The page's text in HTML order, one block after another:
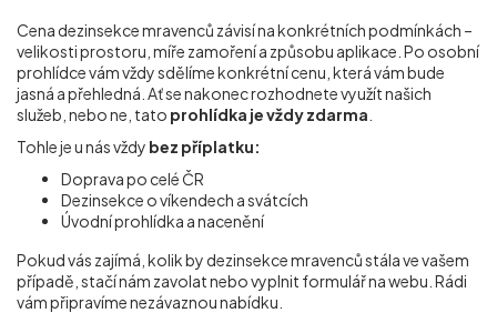
Cena dezinsekce mravenců závisí na konkrétních podmínkách –
velikosti prostoru, míře zamoření a způsobu aplikace. Po osobní
prohlídce vám vždy sdělíme konkrétní cenu, která vám bude
jasná a přehledná. Ať se nakonec rozhodnete využít našich
služeb, nebo ne, tato prohlídka je vždy zdarma
Tohle je u nás vždy bez příplatku:
Doprava po celé ČR
Dezinsekce o víkendech a svátcích
Úvodní prohlídka a nacenění
Pokud vás zajímá, kolik by dezinsekce mravenců stála ve vašem
případě, stačí nám zavolat nebo vyplnit formulář na webu. Rádi
vám připravíme nezávaznou nabídku.